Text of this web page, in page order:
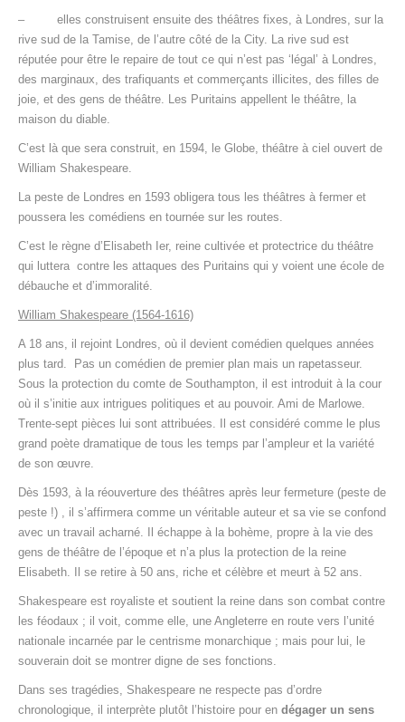
– elles construisent ensuite des théâtres fixes, à Londres, sur la
rive sud de la Tamise, de l’autre côté de la City. La rive sud est
réputée pour être le repaire de tout ce qui n’est pas ‘légal’ à Londres,
des marginaux, des trafiquants et commerçants illicites, des filles de
joie, et des gens de théâtre. Les Puritains appellent le théâtre, la
maison du diable.
C’est là que sera construit, en 1594, le Globe, théâtre à ciel ouvert de
William Shakespeare.
La peste de Londres en 1593 obligera tous les théâtres à fermer et
poussera les comédiens en tournée sur les routes.
C’est le règne d’Elisabeth Ier, reine cultivée et protectrice du théâtre
qui luttera contre les attaques des Puritains qui y voient une école de
débauche et d’immoralité.
William Shakespeare (1564-1616)
A 18 ans, il rejoint Londres, où il devient comédien quelques années
plus tard. Pas un comédien de premier plan mais un rapetasseur.
Sous la protection du comte de Southampton, il est introduit à la cour
où il s’initie aux intrigues politiques et au pouvoir. Ami de Marlowe.
Trente-sept pièces lui sont attribuées. Il est considéré comme le plus
grand poète dramatique de tous les temps par l’ampleur et la variété
de son œuvre.
Dès 1593, à la réouverture des théâtres après leur fermeture (peste de
peste !) , il s’affirmera comme un véritable auteur et sa vie se confond
avec un travail acharné. Il échappe à la bohème, propre à la vie des
gens de théâtre de l’époque et n’a plus la protection de la reine
Elisabeth. Il se retire à 50 ans, riche et célèbre et meurt à 52 ans.
Shakespeare est royaliste et soutient la reine dans son combat contre
les féodaux ; il voit, comme elle, une Angleterre en route vers l’unité
nationale incarnée par le centrisme monarchique ; mais pour lui, le
souverain doit se montrer digne de ses fonctions.
Dans ses tragédies, Shakespeare ne respecte pas d’ordre
chronologique, il interprète plutôt l’histoire pour en dégager un sens